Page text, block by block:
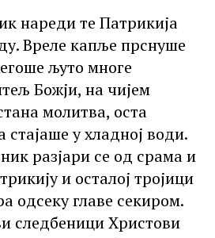
нареди те Патрикија
Вреле капље прснуше
љуто многе
Божји, на чијем
молитва, оста
у хладној води.
разјари се од срама и
и осталој тројици
одсеку главе секиром.
следбеници Христови